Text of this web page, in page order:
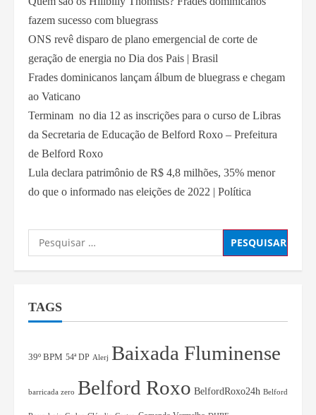
fazem sucesso com bluegrass
ONS revê disparo de plano emergencial de corte de
geração de energia no Dia dos Pais | Brasil
Frades dominicanos lançam álbum de bluegrass e chegam
ao Vaticano
Terminam no dia 12 as inscrições para o curso de Libras
da Secretaria de Educação de Belford Roxo – Prefeitura
de Belford Roxo
Lula declara patrimônio de R$ 4,8 milhões, 35% menor
do que o informado nas eleições de 2022 | Política
TAGS
39º BPM 54ª DP Alerj Baixada Fluminense
barricada zero Belford Roxo BelfordRoxo24h Belford